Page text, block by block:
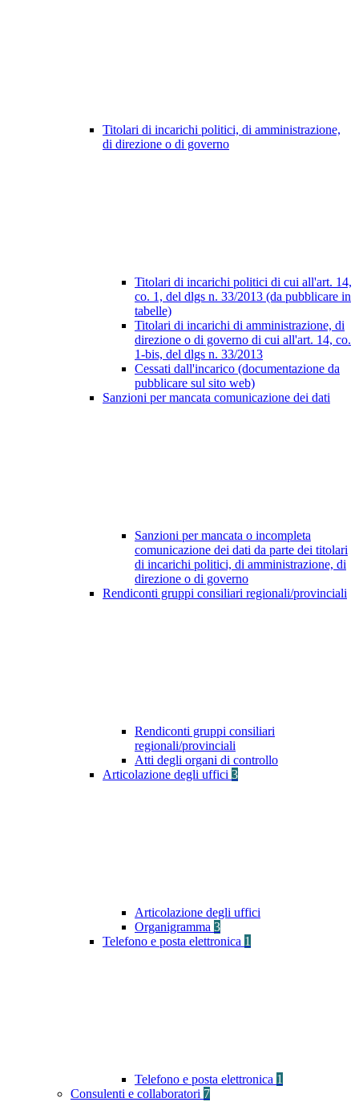
Titolari di incarichi politici, di amministrazione,
di direzione o di governo
Titolari di incarichi politici di cui all'art. 14,
co. 1, del dlgs n. 33/2013 (da pubblicare in
tabelle)
Titolari di incarichi di amministrazione, di
direzione o di governo di cui all'art. 14, co.
1-bis, del dlgs n. 33/2013
Cessati dall'incarico (documentazione da
pubblicare sul sito web)
Sanzioni per mancata comunicazione dei dati
Sanzioni per mancata o incompleta
comunicazione dei dati da parte dei titolari
di incarichi politici, di amministrazione, di
direzione o di governo
Rendiconti gruppi consiliari regionali/provinciali
Rendiconti gruppi consiliari
regionali/provinciali
Atti degli organi di controllo
Articolazione degli uffici 3
Articolazione degli uffici
Organigramma 3
Telefono e posta elettronica 1
Telefono e posta elettronica 1
Consulenti e collaboratori 7